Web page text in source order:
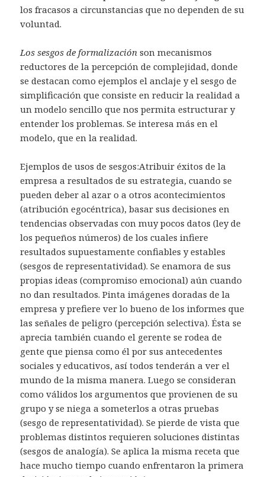
los fracasos a circunstancias que no dependen de su
voluntad.
Los sesgos de formalizaciónson mecanismos
reductores de la percepción de complejidad, donde
se destacan como ejemplos el anclaje y el sesgo de
simplificación que consiste en reducir la realidad a
un modelo sencillo que nos permita estructurar y
entender los problemas. Se interesa más en el
modelo, que en la realidad.
Ejemplos de usos de sesgos:Atribuir éxitos de la
empresa a resultados de su estrategia, cuando se
pueden deber al azar o a otros acontecimientos
(atribución egocéntrica), basar sus decisiones en
tendencias observadas con muy pocos datos (ley de
los pequeños números) de los cuales infiere
resultados supuestamente confiables y estables
(sesgos de representatividad). Se enamora de sus
propias ideas (compromiso emocional) aún cuando
no dan resultados. Pinta imágenes doradas de la
empresa y prefiere ver lo bueno de los informes que
las señales de peligro (percepción selectiva). Ésta se
aprecia también cuando el gerente se rodea de
gente que piensa como él por sus antecedentes
sociales y educativos, así todos tenderán a ver el
mundo de la misma manera. Luego se consideran
como válidos los argumentos que provienen de su
grupo y se niega a someterlos a otras pruebas
(sesgo de representatividad). Se pierde de vista que
problemas distintos requieren soluciones distintas
(sesgos de analogía). Se aplica la misma receta que
hace mucho tiempo cuando enfrentaron la primera